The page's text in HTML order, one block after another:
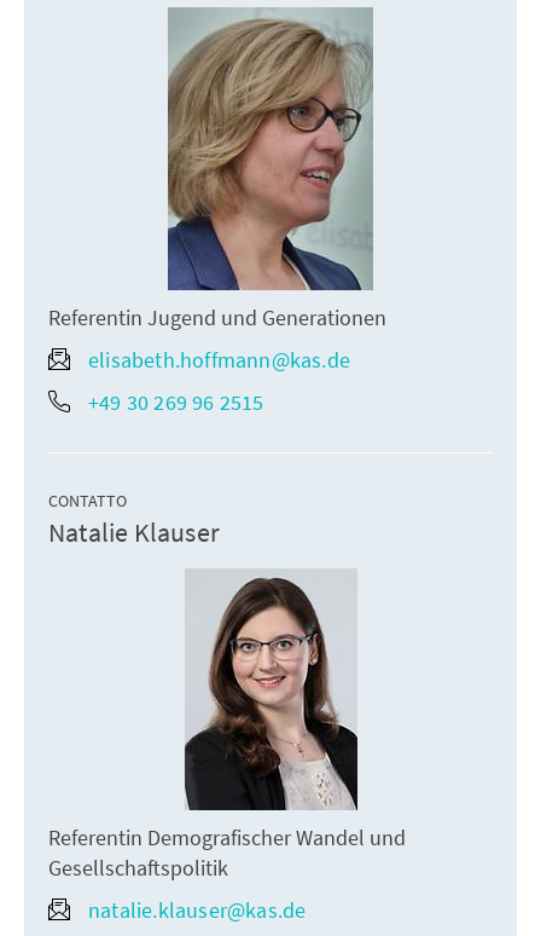
Referentin Jugend und Generationen
elisabeth.hoffmann@kas.de
+49 30 269 96 2515
CONTATTO
Natalie Klauser
Referentin Demografischer Wandel und
Gesellschaftspolitik
natalie.klauser@kas.de